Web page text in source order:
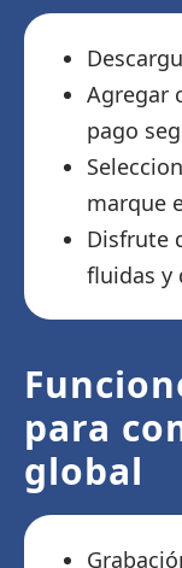
Agregar
pago
marque
Disfrute
fluidas y
para
global